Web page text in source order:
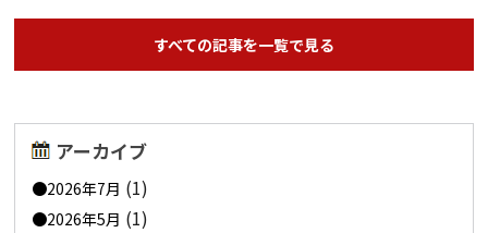
すべての記事を一覧で見る
アーカイブ
2026年7月 (1)
2026年5月 (1)